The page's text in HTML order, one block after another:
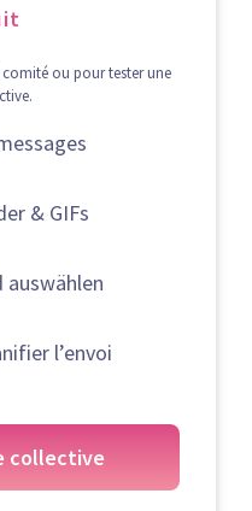
ou pour tester une
& GIFs
l’envoi
collective